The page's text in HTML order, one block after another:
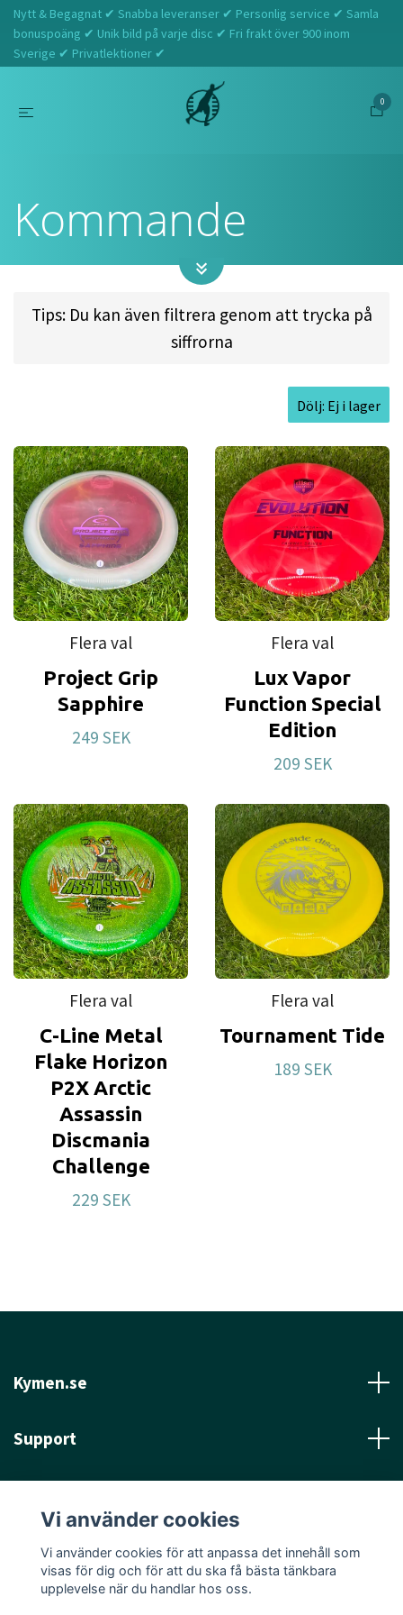
Nytt & Begagnat ✔ Snabba leveranser ✔ Personlig service ✔ Samla
bonuspoäng ✔ Unik bild på varje disc ✔ Fri frakt över 900 inom
Sverige ✔ Privatlektioner ✔
0
Kommande
Tips: Du kan även filtrera genom att trycka på
siffrorna
Dölj: Ej i lager
Flera val
Project Grip
Sapphire
249 SEK
Flera val
Lux Vapor
Function Special
Edition
209 SEK
Flera val
C-Line Metal
Flake Horizon
P2X Arctic
Assassin
Discmania
Challenge
229 SEK
Flera val
Tournament Tide
189 SEK
Kymen.se
Support
Sociala medier
Vi använder cookies
Vi använder cookies för att anpassa det innehåll som
visas för dig och för att du ska få bästa tänkbara
upplevelse när du handlar hos oss.